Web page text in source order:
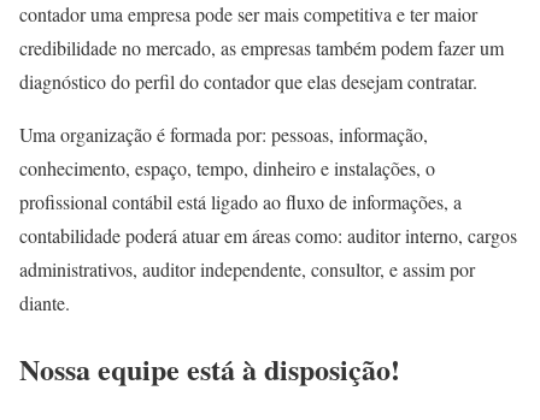
contador uma empresa pode ser mais competitiva e ter maior
credibilidade no mercado, as empresas também podem fazer um
diagnóstico do perfil do contador que elas desejam contratar.
Uma organização é formada por: pessoas, informação,
conhecimento, espaço, tempo, dinheiro e instalações, o
profissional contábil está ligado ao fluxo de informações, a
contabilidade poderá atuar em áreas como: auditor interno, cargos
administrativos, auditor independente, consultor, e assim por
diante.
Nossa equipe está à disposição!